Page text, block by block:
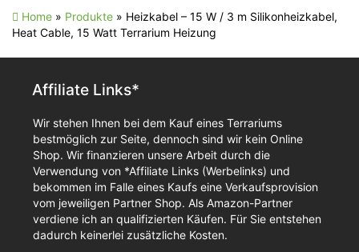
Home » Produkte » Heizkabel – 15 W / 3 m Silikonheizkabel,
Heat Cable, 15 Watt Terrarium Heizung
Affiliate Links*
Wir stehen Ihnen bei dem Kauf eines Terrariums
bestmöglich zur Seite, dennoch sind wir kein Online
Shop. Wir finanzieren unsere Arbeit durch die
Verwendung von *Affiliate Links (Werbelinks) und
bekommen im Falle eines Kaufs eine Verkaufsprovision
vom jeweiligen Partner Shop. Als Amazon-Partner
verdiene ich an qualifizierten Käufen. Für Sie entstehen
dadurch keinerlei zusätzliche Kosten.